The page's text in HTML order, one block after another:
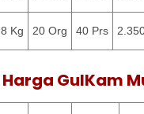
8 Kg 20 Org 40 Prs
Harga GulKam